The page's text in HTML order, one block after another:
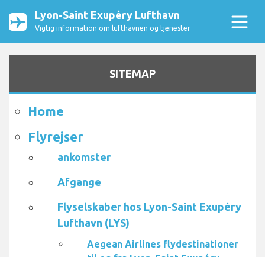
Lyon-Saint Exupéry Lufthavn
Vigtig information om lufthavnen og tjenester
SITEMAP
Home
Flyrejser
ankomster
Afgange
Flyselskaber hos Lyon-Saint Exupéry
Lufthavn (LYS)
Aegean Airlines flydestinationer